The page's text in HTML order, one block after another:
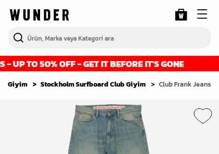
TO 50% OFF - GET IT BEFORE IT'S GONE
Giyim Stockholm Surfboard Club Giyim Club Frank Jeans